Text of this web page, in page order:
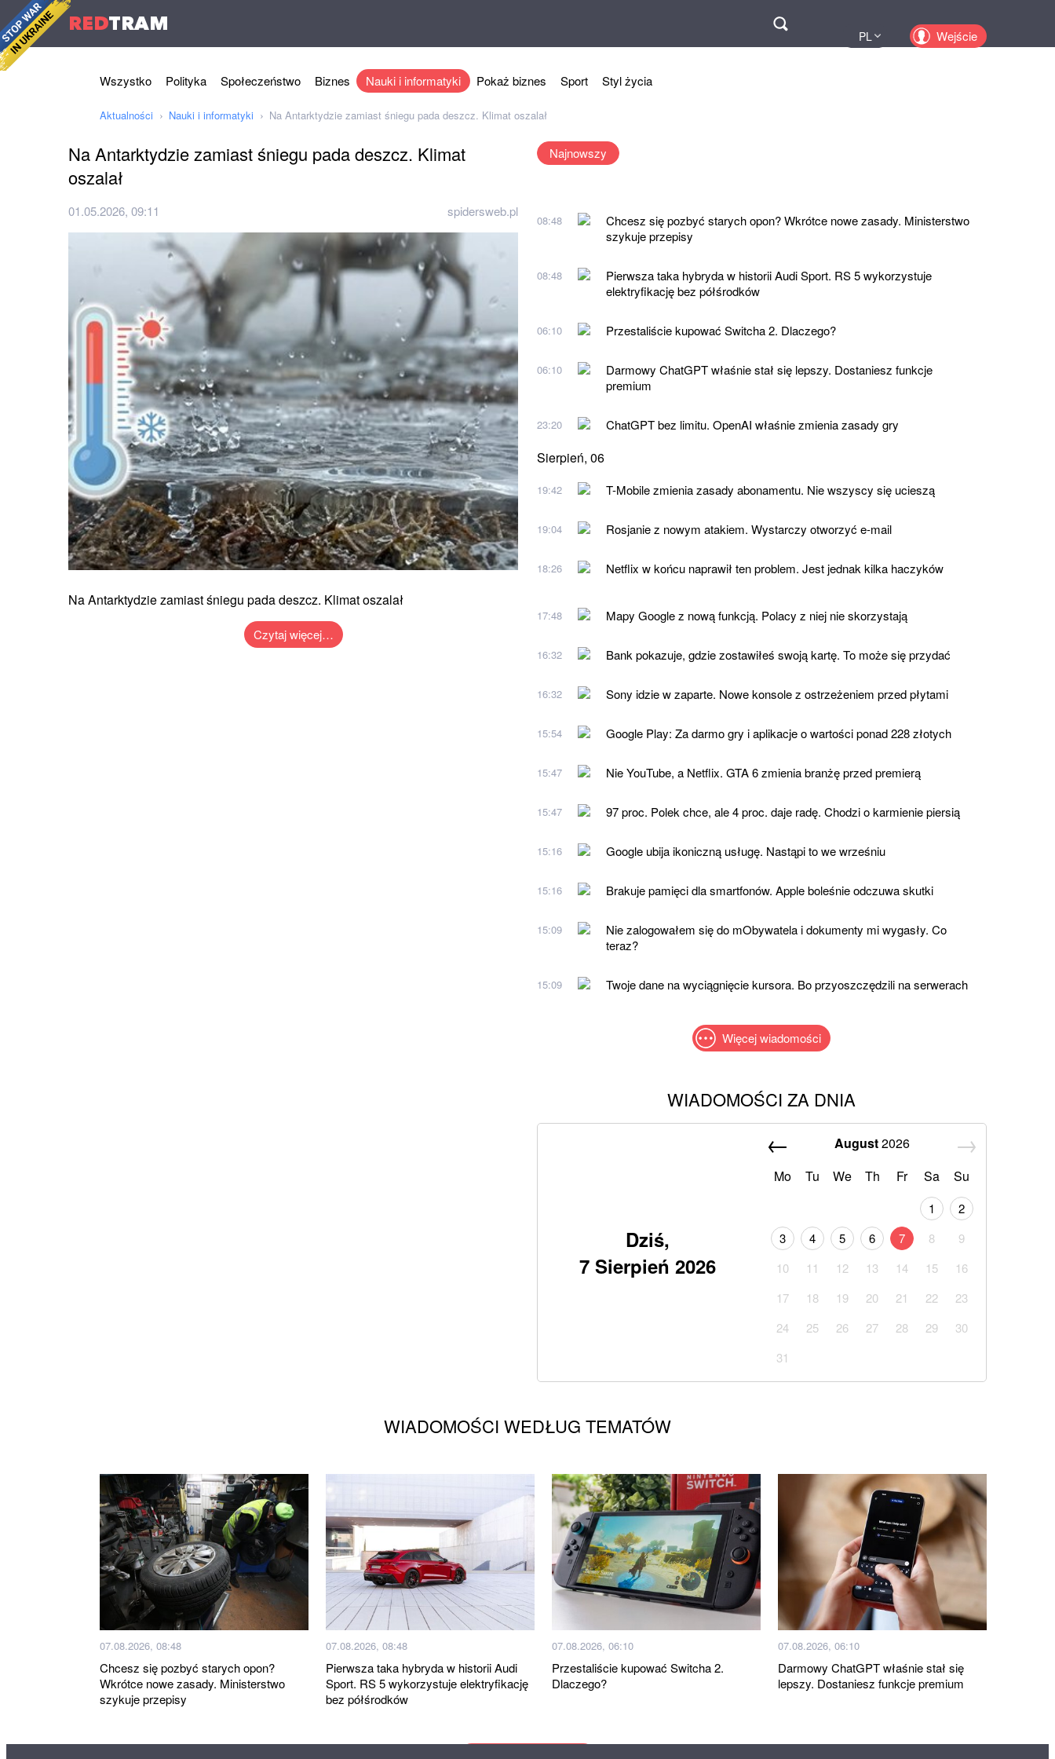
REDTRAM
PL Wejście
Wszystko Polityka Społeczeństwo Biznes Nauki i informatyki Pokaż biznes Sport Styl życia
Aktualności Nauki i informatyki Na Antarktydzie zamiast śniegu pada deszcz. Klimat oszalał
Na Antarktydzie zamiast śniegu pada deszcz. Klimat
oszalał
01.05.2026, 09:11 spidersweb.pl
Na Antarktydzie zamiast śniegu pada deszcz. Klimat oszalał
Czytaj więcej…
Najnowszy
08:48
Chcesz się pozbyć starych opon? Wkrótce nowe zasady. Ministerstwo
szykuje przepisy
08:48
Pierwsza taka hybryda w historii Audi Sport. RS 5 wykorzystuje
elektryfikację bez półśrodków
06:10 Przestaliście kupować Switcha 2. Dlaczego?
06:10
Darmowy ChatGPT właśnie stał się lepszy. Dostaniesz funkcje
premium
23:20 ChatGPT bez limitu. OpenAI właśnie zmienia zasady gry
Sierpień, 06
19:42 T-Mobile zmienia zasady abonamentu. Nie wszyscy się ucieszą
19:04 Rosjanie z nowym atakiem. Wystarczy otworzyć e-mail
18:26 Netflix w końcu naprawił ten problem. Jest jednak kilka haczyków
17:48 Mapy Google z nową funkcją. Polacy z niej nie skorzystają
16:32 Bank pokazuje, gdzie zostawiłeś swoją kartę. To może się przydać
16:32 Sony idzie w zaparte. Nowe konsole z ostrzeżeniem przed płytami
15:54 Google Play: Za darmo gry i aplikacje o wartości ponad 228 złotych
15:47 Nie YouTube, a Netflix. GTA 6 zmienia branżę przed premierą
15:47 97 proc. Polek chce, ale 4 proc. daje radę. Chodzi o karmienie piersią
15:16 Google ubija ikoniczną usługę. Nastąpi to we wrześniu
15:16 Brakuje pamięci dla smartfonów. Apple boleśnie odczuwa skutki
15:09
Nie zalogowałem się do mObywatela i dokumenty mi wygasły. Co
teraz?
15:09 Twoje dane na wyciągnięcie kursora. Bo przyoszczędzili na serwerach
Więcej wiadomości
WIADOMOŚCI ZA DNIA
Dziś,
7 Sierpień 2026
August2026
Mo
Tu We Th Fr Sa Su
1
2
3
4 5 6 7 8
9
10
11 12 13 14 15
16
17
18 19 20 21 22
23
24
25 26 27 28 29
30
31
WIADOMOŚCI WEDŁUG TEMATÓW
07.08.2026, 08:48
Chcesz się pozbyć starych opon?
Wkrótce nowe zasady. Ministerstwo
szykuje przepisy
07.08.2026, 08:48
Pierwsza taka hybryda w historii Audi
Sport. RS 5 wykorzystuje elektryfikację
bez półśrodków
07.08.2026, 06:10
Przestaliście kupować Switcha 2.
Dlaczego?
07.08.2026, 06:10
Darmowy ChatGPT właśnie stał się
lepszy. Dostaniesz funkcje premium